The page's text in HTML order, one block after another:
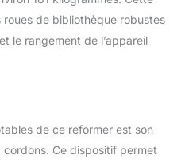
de bibliothèque robustes
le rangement de l’appareil
de ce reformer est son
Ce dispositif permet